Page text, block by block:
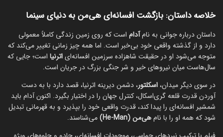
خلاصه داستان: بازگشت افسانه‌ای هی‌من به دنیای سینما
داستان درباره جوانی به نامآدام است که روی زمین زندگی کاملاً معمولی
دارد و از گذشته واقعی خود بی‌خبر است. اما همه چیز زمانی تغییر می‌کند که
متوجه می‌شود او در حقیقت شاهزاده سرزمین افسانه‌ایاترنیا است؛ جایی که
سال‌هاست میان نیروهای خیر و شر جنگی بزرگ در جریان است.
در سوی دیگر میدان،اسکلتور، دشمن دیرینه اترنیا، قصد دارد با به دست
آوردن قدرت قلعه گری‌اسکال، کنترل جهان را در اختیار بگیرد. اکنون آدام باید
شمشیر افسانه‌ای را پیدا کند، قدرت واقعی خود را بپذیرد و به قهرمانی تبدیل
شود که همه او را با نامهی‌من (He-Man)
می‌شناسند.